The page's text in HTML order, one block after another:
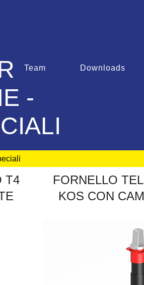
Team Downloads
-
T4
E
FORNELLO TEL
KOS CON CAM